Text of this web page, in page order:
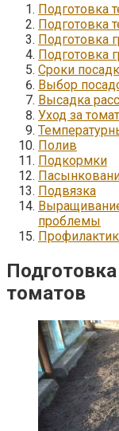
Подготовка
Подготовка
Подготовка
Подготовка
Сроки
Выбор
Высадка
Уход за
Полив
Подкормки
Подвязка
проблемы
томатов